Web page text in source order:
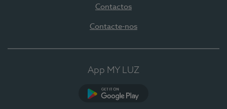
Contactos
Contacte-nos
App MY LUZ